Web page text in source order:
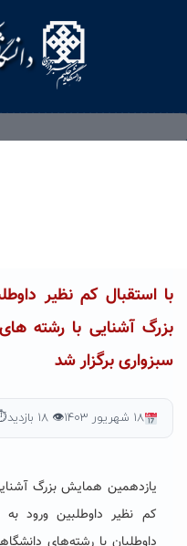
با استقبال کم نظیر
بزرگ آشنایی با رشته
سبزواری برگزار شد
۱۸ شهریور ۱۴۰۳ 👁 ۱۸ بازدید ⏱ ۲
یازدهمین همایش بزرگ
کم نظیر داوطلبین ورود